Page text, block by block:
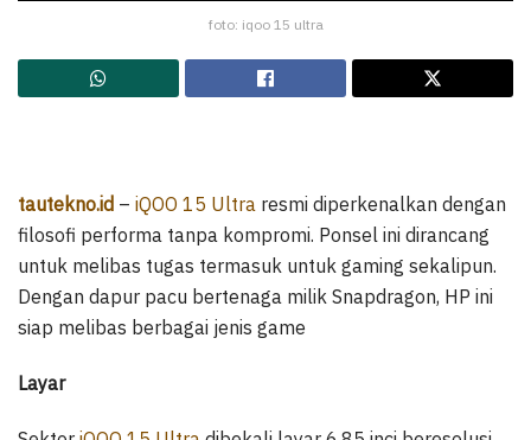
foto: iqoo 15 ultra
tautekno.id – iQOO 15 Ultra resmi diperkenalkan dengan
filosofi performa tanpa kompromi. Ponsel ini dirancang
untuk melibas tugas termasuk untuk gaming sekalipun.
Dengan dapur pacu bertenaga milik Snapdragon, HP ini
siap melibas berbagai jenis game
Layar